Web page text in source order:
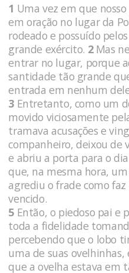
1 Uma vez em que
em oração no lugar da
rodeado e possuído
grande exército. 2 Mas
entrar no lugar, porque
santidade tão grande
entrada em nenhum
3 Entretanto, como um
movido viciosamente
tramava acusações e
companheiro, deixou de
e abriu a porta para o
que, na mesma hora,
agrediu o frade como
vencido.
5 Então, o piedoso pai e
toda a fidelidade
percebendo que o lobo
uma de suas
que a ovelha estava em